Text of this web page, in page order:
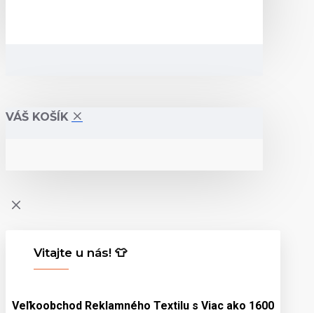
VÁŠ KOŠÍK
Vitajte u nás! 👕
Veľkoobchod Reklamného Textilu s Viac ako 1600